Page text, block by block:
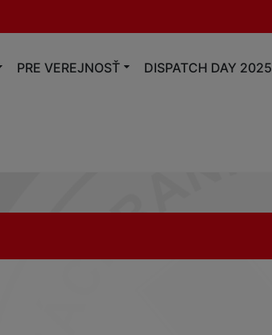
PRE VEREJNOSŤ DISPATCH DAY 2025